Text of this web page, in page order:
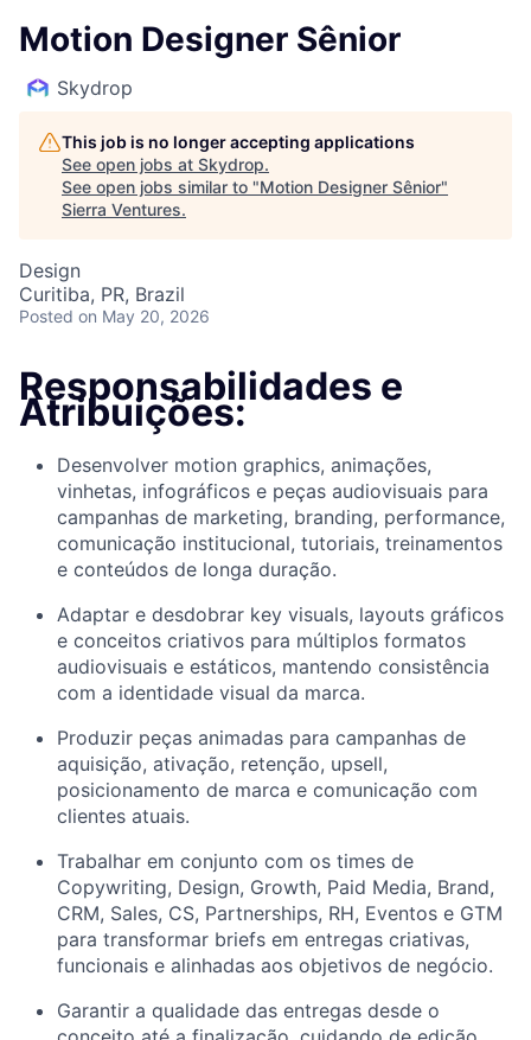
Motion Designer Sênior
Skydrop
This job is no longer accepting applications
See open jobs at Skydrop.
See open jobs similar to "Motion Designer Sênior"
Sierra Ventures.
Design
Curitiba, PR, Brazil
Posted on May 20, 2026
Responsabilidades e
Atribuições:
Desenvolver motion graphics, animações,
vinhetas, infográficos e peças audiovisuais para
campanhas de marketing, branding, performance,
comunicação institucional, tutoriais, treinamentos
e conteúdos de longa duração.
Adaptar e desdobrar key visuals, layouts gráficos
e conceitos criativos para múltiplos formatos
audiovisuais e estáticos, mantendo consistência
com a identidade visual da marca.
Produzir peças animadas para campanhas de
aquisição, ativação, retenção, upsell,
posicionamento de marca e comunicação com
clientes atuais.
Trabalhar em conjunto com os times de
Copywriting, Design, Growth, Paid Media, Brand,
CRM, Sales, CS, Partnerships, RH, Eventos e GTM
para transformar briefs em entregas criativas,
funcionais e alinhadas aos objetivos de negócio.
Garantir a qualidade das entregas desde o